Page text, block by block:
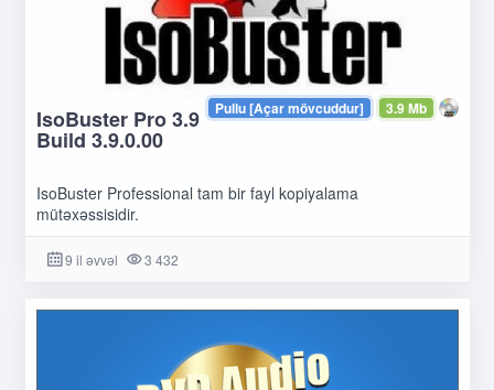
3.9 Mb
Pullu [Açar mövcuddur]
IsoBuster Pro 3.9
Build 3.9.0.00
IsoBuster Professional tam bir fayl kopiyalama
mütəxəssisidir.
9 il əvvəl 3 432